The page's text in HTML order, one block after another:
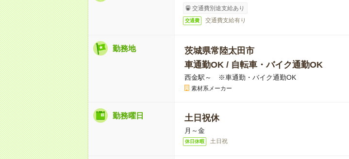
交通費別途支給あり
交通費 交通費支給有り
勤務地
茨城県常陸太田市
車通勤OK / 自転車・バイク通勤OK
西金駅～ ※車通勤・バイク通勤OK
素材系メーカー
勤務曜日 土日祝休
月～金
休日休暇 土日祝